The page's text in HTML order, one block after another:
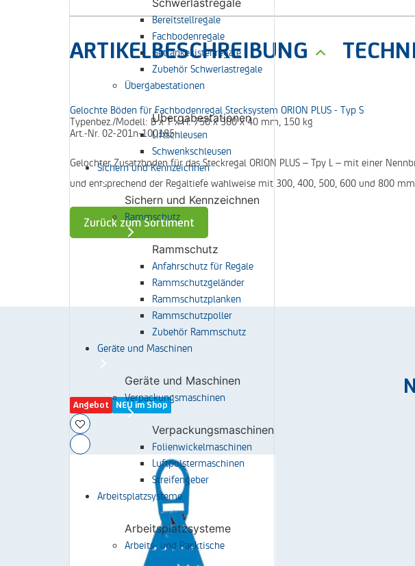
Schwerlastregale
Bereitstellregale
Fachbodenregale
Getränkekistenregale
Zubehör Schwerlastregale
Übergabestationen
Übergabestationen
Liftschleusen
Schwenkschleusen
Sichern und Kennzeichnen
Sichern und Kennzeichnen
Rammschutz
Rammschutz
Anfahrschutz für Regale
Rammschutzgeländer
Rammschutzplanken
Rammschutzpoller
Zubehör Rammschutz
Geräte und Maschinen
Geräte und Maschinen
Verpackungsmaschinen
Verpackungsmaschinen
Folienwickelmaschinen
Luftpolstermaschinen
Streifengeber
Arbeitsplatzsysteme
Arbeitsplatzsysteme
Arbeits- und Packtische
ARTIKELBESCHREIBUNG
Gelochte Böden für Fachbodenregal Stecksystem ORION PLUS - Typ S
Typenbez./Modell: B x T x H: 750 x 300 x 40 mm, 150 kg
Art.-Nr.02-201n-100185
Gelochter Zusatzboden für das Steckregal ORION PLUS – Tpy L – mit einer
und entsprechend der Regaltiefe wahlweise mit 300, 400, 500, 600 und 800
Zurück zum Sortiment
Angebot NEU im Shop